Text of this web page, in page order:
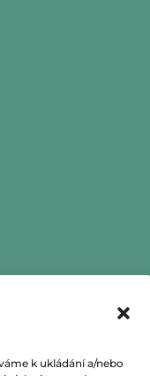
k ukládání a/nebo